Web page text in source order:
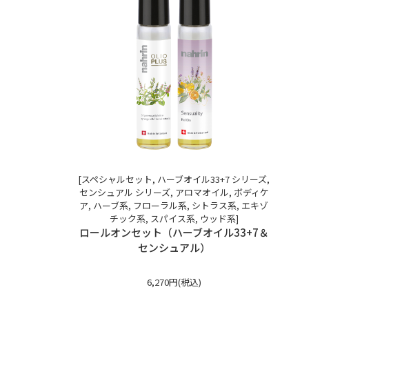
[スペシャルセット, ハーブオイル33+7 シリーズ,
センシュアル シリーズ, アロマオイル, ボディケ
ア, ハーブ系, フローラル系, シトラス系, エキゾ
チック系, スパイス系, ウッド系]
ロールオンセット（ハーブオイル33+7＆
センシュアル）
6,270円(税込)